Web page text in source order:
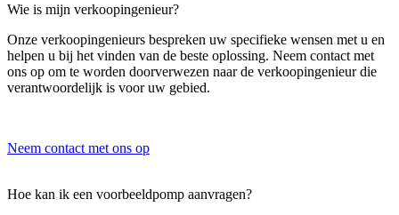
Wie is mijn verkoopingenieur?
Onze verkoopingenieurs bespreken uw specifieke wensen met u en
helpen u bij het vinden van de beste oplossing. Neem contact met
ons op om te worden doorverwezen naar de verkoopingenieur die
verantwoordelijk is voor uw gebied.
Neem contact met ons op
Hoe kan ik een voorbeeldpomp aanvragen?